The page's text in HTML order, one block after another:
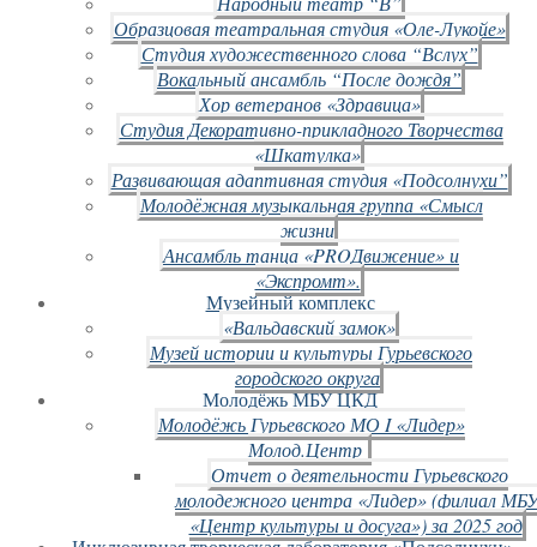
Образцовая театральная студия «Оле-Лукойе»
Студия художественного слова “Вслух”
Вокальный ансамбль “После дождя”
Хор ветеранов «Здравица»
Студия Декоративно-прикладного Творчества
«Шкатулка»
Развивающая адаптивная студия «Подсолнухи”
Молодёжная музыкальная группа «Смысл
жизни
Ансамбль танца «PROДвижение» и
«Экспромт».
Музейный комплекс
«Вальдавский замок»
Музей истории и культуры Гурьевского
городского округа
Молодёжь МБУ ЦКД
Молодёжь Гурьевского МО I «Лидер»
Молод.Центр
Отчет о деятельности Гурьевского
молодежного центра «Лидер» (филиал
«Центр культуры и досуга») за 2025 год